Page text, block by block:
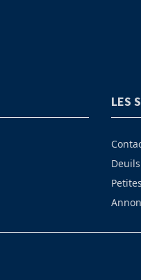
LES
Deuils